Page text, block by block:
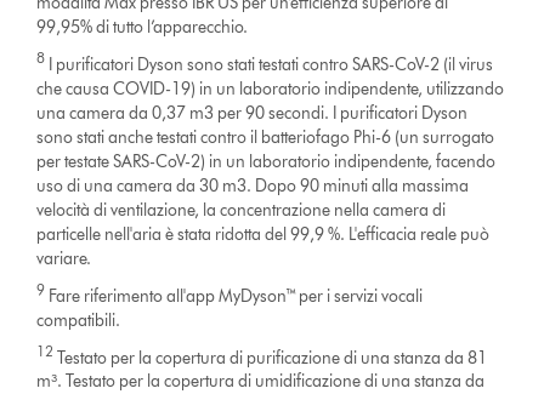
99,95% di tutto l’apparecchio.
8
I purificatori Dyson sono stati testati contro SARS-CoV-2 (il virus
che causa COVID-19) in un laboratorio indipendente, utilizzando
una camera da 0,37 m3 per 90 secondi. I purificatori Dyson
sono stati anche testati contro il batteriofago Phi-6 (un surrogato
per testate SARS-CoV-2) in un laboratorio indipendente, facendo
uso di una camera da 30 m3. Dopo 90 minuti alla massima
velocità di ventilazione, la concentrazione nella camera di
particelle nell'aria è stata ridotta del 99,9 %. L'efficacia reale può
variare.
9 Fare riferimento all'app MyDyson™ per i servizi vocali
compatibili.
12 Testato per la copertura di purificazione di una stanza da 81
m³. Testato per la copertura di umidificazione di una stanza da